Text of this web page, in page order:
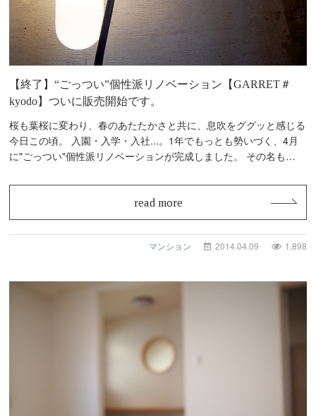
【終了】“ごっつい”個性派リノベーション【GARRET＃
kyodo】ついに販売開始です。
桜も葉桜に変わり、春のあたたかさと共に、息吹をググッと感じる
今日この頃。 入園・入学・入社...。1年でもっとも勢いづく、4月
に"ごっつい"個性派リノベーションが完成しました。 その名も
read more
マンション 2014.04.09 1,898